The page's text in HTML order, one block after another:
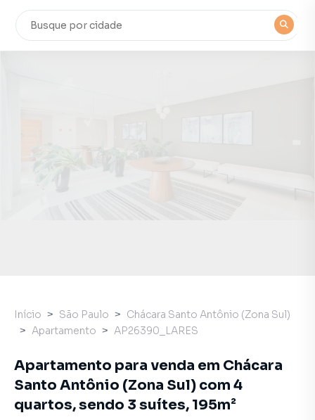
Início São Paulo
Chácara Santo Antônio (Zona Sul)
Apartamento
AP26390_LARES
Apartamento para venda em Chácara
Santo Antônio (Zona Sul) com 4
quartos, sendo 3 suítes, 195m²